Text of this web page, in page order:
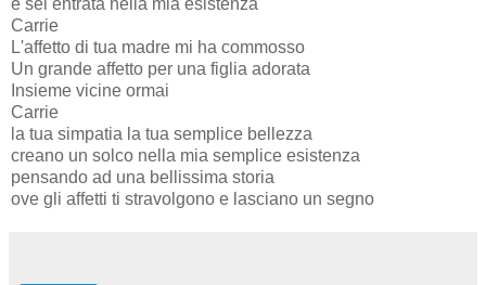
Carrie
L'affetto di tua madre mi ha commosso
Un grande affetto per una figlia adorata
Insieme vicine ormai
Carrie
la tua simpatia la tua semplice bellezza
creano un solco nella mia semplice esistenza
pensando ad una bellissima storia
ove gli affetti ti stravolgono e lasciano un segno